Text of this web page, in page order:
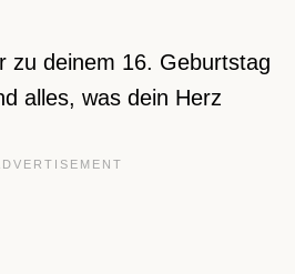
zu deinem 16. Geburtstag
alles, was dein Herz